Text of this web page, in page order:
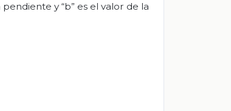
y “b” es el valor de la